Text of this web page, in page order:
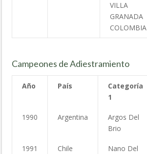
VILLA
GRANADA
COLOMBIA
Campeones de Adiestramiento
Año País
Categoría
1
1990 Argentina
Argos Del
Brio
1991 Chile
Nano Del